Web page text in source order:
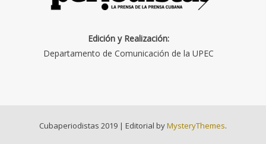
Edición y Realización:
Departamento de Comunicación de la UPEC
Cubaperiodistas 2019 | Editorial byMysteryThemes.